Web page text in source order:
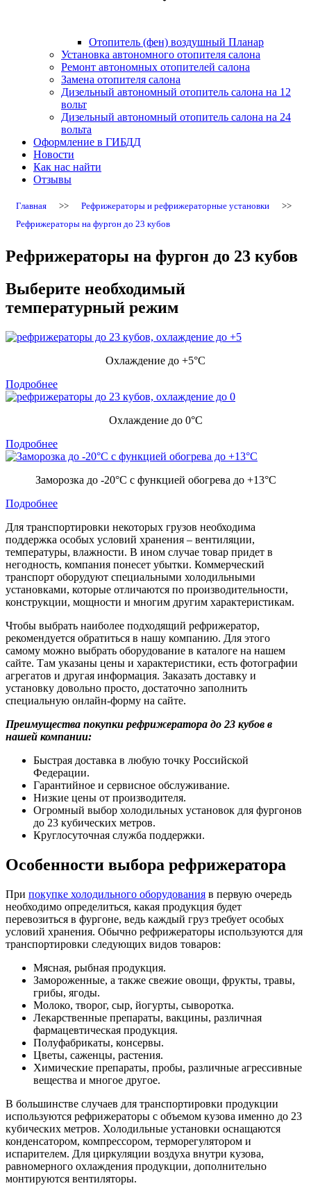
Отопитель (фен) воздушный Планар
Установка автономного отопителя салона
Ремонт автономных отопителей салона
Замена отопителя салона
Дизельный автономный отопитель салона на 12
вольт
Дизельный автономный отопитель салона на 24
вольта
Оформление в ГИБДД
Новости
Как нас найти
Отзывы
Главная >> Рефрижераторы и рефрижераторные установки
>>
Рефрижераторы на фургон до 23 кубов
Рефрижераторы на фургон до 23 кубов
Выберите необходимый
температурный режим
Охлаждение до +5°C
Подробнее
Охлаждение до 0°C
Подробнее
Заморозка до -20°C с функцией обогрева до +13°C
Подробнее
Для транспортировки некоторых грузов необходима
поддержка особых условий хранения – вентиляции,
температуры, влажности. В ином случае товар придет в
негодность, компания понесет убытки. Коммерческий
транспорт оборудуют специальными холодильными
установками, которые отличаются по производительности,
конструкции, мощности и многим другим характеристикам.
Чтобы выбрать наиболее подходящий рефрижератор,
рекомендуется обратиться в нашу компанию. Для этого
самому можно выбрать оборудование в каталоге на нашем
сайте. Там указаны цены и характеристики, есть фотографии
агрегатов и другая информация. Заказать доставку и
установку довольно просто, достаточно заполнить
специальную онлайн-форму на сайте.
Преимущества покупки рефрижератора до 23 кубов в
нашей компании:
Быстрая доставка в любую точку Российской
Федерации.
Гарантийное и сервисное обслуживание.
Низкие цены от производителя.
Огромный выбор холодильных установок для фургонов
до 23 кубических метров.
Круглосуточная служба поддержки.
Особенности выбора рефрижератора
При покупке холодильного оборудования в первую очередь
необходимо определиться, какая продукция будет
перевозиться в фургоне, ведь каждый груз требует особых
условий хранения. Обычно рефрижераторы используются для
транспортировки следующих видов товаров:
Мясная, рыбная продукция.
Замороженные, а также свежие овощи, фрукты, травы,
грибы, ягоды.
Молоко, творог, сыр, йогурты, сыворотка.
Лекарственные препараты, вакцины, различная
фармацевтическая продукция.
Полуфабрикаты, консервы.
Цветы, саженцы, растения.
Химические препараты, пробы, различные агрессивные
вещества и многое другое.
В большинстве случаев для транспортировки продукции
используются рефрижераторы с объемом кузова именно до 23
кубических метров. Холодильные установки оснащаются
конденсатором, компрессором, терморегулятором и
испарителем. Для циркуляции воздуха внутри кузова,
равномерного охлаждения продукции, дополнительно
монтируются вентиляторы.